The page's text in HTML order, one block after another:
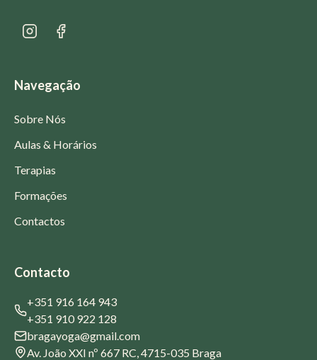
Navegação
Sobre Nós
Aulas & Horários
Terapias
Formações
Contactos
Contacto
+351 916 164 943
+351 910 922 128
bragayoga@gmail.com
Av. João XXI nº 667 RC, 4715-035 Braga